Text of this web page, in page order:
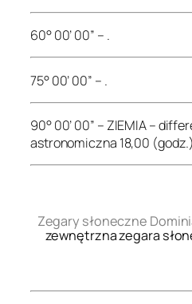
60° 00’ 00” – .
75° 00’ 00” – .
90° 00’ 00” – ZIEMIA –
astronomiczna 18,00
Zegary słoneczne
zewnętrzna zegara